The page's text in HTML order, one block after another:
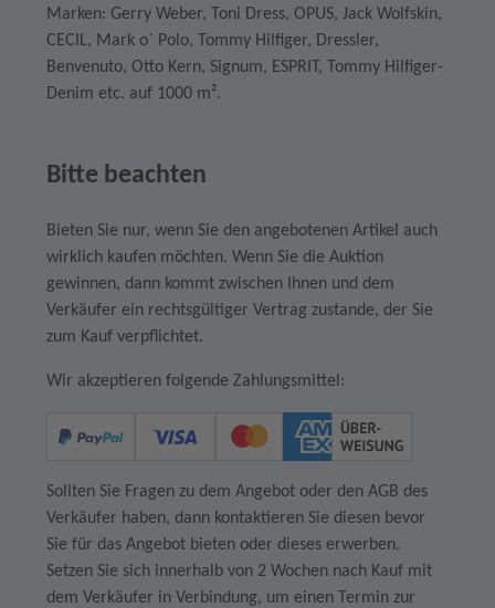
Marken: Gerry Weber, Toni Dress, OPUS, Jack Wolfskin,
CECIL, Mark o` Polo, Tommy Hilfiger, Dressler,
Benvenuto, Otto Kern, Signum, ESPRIT, Tommy Hilfiger-
Denim etc. auf 1000 m².
Bitte beachten
Bieten Sie nur, wenn Sie den angebotenen Artikel auch
wirklich kaufen möchten. Wenn Sie die Auktion
gewinnen, dann kommt zwischen Ihnen und dem
Verkäufer ein rechtsgültiger Vertrag zustande, der Sie
zum Kauf verpflichtet.
Wir akzeptieren folgende Zahlungsmittel:
Sollten Sie Fragen zu dem Angebot oder den AGB des
Verkäufer haben, dann kontaktieren Sie diesen bevor
Sie für das Angebot bieten oder dieses erwerben.
Setzen Sie sich innerhalb von 2 Wochen nach Kauf mit
dem Verkäufer in Verbindung, um einen Termin zur